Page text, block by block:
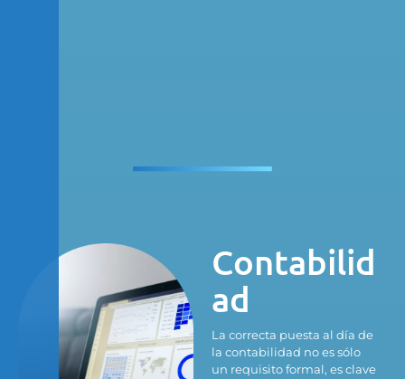
Contabilid
ad
La correcta puesta al día de
la contabilidad no es sólo
un requisito formal, es clave